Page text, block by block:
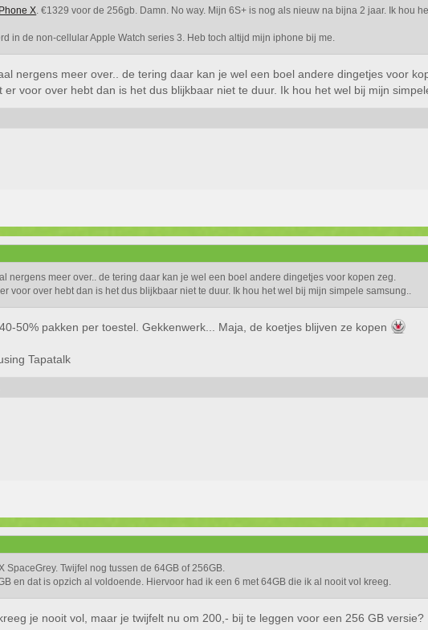
X. €1329 voor de 256gb. Damn. No way. Mijn 6S+ is nog als nieuw na bijna 2 jaar. Ik hou
in de non-cellular Apple Watch series 3. Heb toch altijd mijn iphone bij me.
nergens meer over.. de tering daar kan je wel een boel andere dingetjes voor
er voor over hebt dan is het dus blijkbaar niet te duur. Ik hou het wel bij mijn
nergens meer over.. de tering daar kan je wel een boel andere dingetjes voor kopen zeg.
voor over hebt dan is het dus blijkbaar niet te duur. Ik hou het wel bij mijn simpele samsung..
50% pakken per toestel. Gekkenwerk... Maja, de koetjes blijven ze kopen
Tapatalk
SpaceGrey. Twijfel nog tussen de 64GB of 256GB.
en dat is opzich al voldoende. Hiervoor had ik een 6 met 64GB die ik al nooit vol kreeg.
je nooit vol, maar je twijfelt nu om 200,- bij te leggen voor een 256 GB versie?